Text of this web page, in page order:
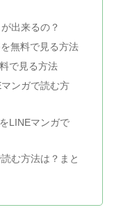
出来るの？
無料で見る方法
で見る方法
ンガで読む方
LINEマンガで
む方法は？まと